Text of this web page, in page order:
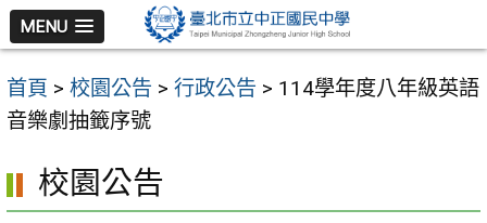
跳
至
主
要
容
區
MENU
首頁 > 校園公告 > 行政公告 > 114學年度八年級英語
音樂劇抽籤序號
校園公告